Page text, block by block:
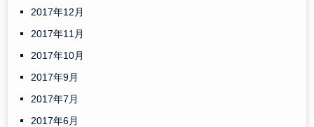
2017年12月
2017年11月
2017年10月
2017年9月
2017年7月
2017年6月